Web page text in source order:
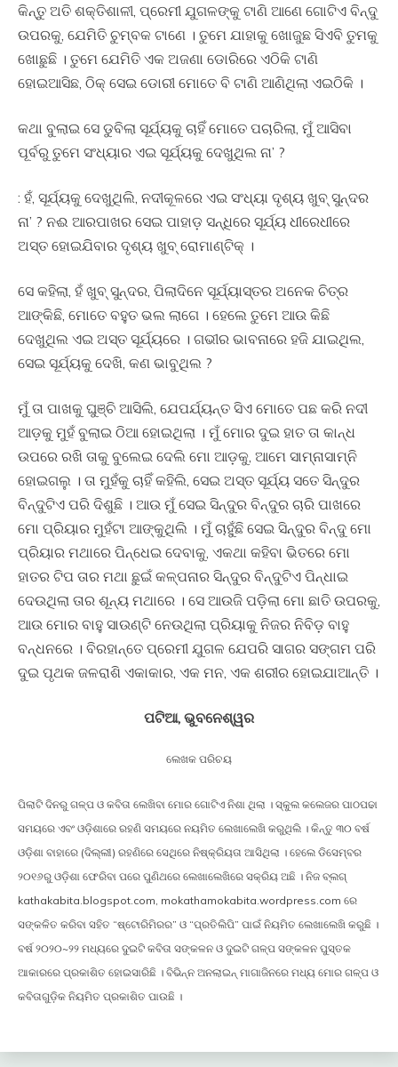
କିନ୍ତୁ ଅତି ଶକ୍ତିଶାଳୀ, ପ୍ରେମୀ ଯୁଗଳଙ୍କୁ ଟାଣି ଆଣେ ଗୋଟିଏ ବିନ୍ଦୁ
ଉପରକୁ, ଯେମିତି ଚୁମ୍ବକ ଟାଣେ । ତୁମେ ଯାହାକୁ ଖୋଜୁଛ ସିଏବି ତୁମକୁ
ଖୋଛୁଛି । ତୁମେ ଯେମିତି ଏକ ଅଜଣା ଡୋରିରେ ଏଠିକି ଟାଣି
ହୋଇଆସିଛ, ଠିକ୍ ସେଇ ଡୋରୀ ମୋତେ ବି ଟାଣି ଆଣିଥିଲା ଏଇଠିକି ।
କଥା ବୁଲାଇ ସେ ଡୁବିଲା ସୂର୍ଯ୍ୟକୁ ଚାହିଁ ମୋତେ ପଚାରିଲା, ମୁଁ ଆସିବା
ପୂର୍ବରୁ ତୁମେ ସଂଧ୍ୟାର ଏଇ ସୂର୍ଯ୍ୟକୁ ଦେଖୁଥିଲ ନା’ ?
: ହଁ, ସୂର୍ଯ୍ୟକୁ ଦେଖୁଥିଲି, ନଦୀକୂଳରେ ଏଇ ସଂଧ୍ୟା ଦୃଶ୍ୟ ଖୁବ୍ ସୁନ୍ଦର
ନା’ ? ନଈ ଆରପାଖର ସେଇ ପାହାଡ଼ ସନ୍ଧିରେ ସୂର୍ଯ୍ୟ ଧୀରେଧୀରେ
ଅସ୍ତ ହୋଇଯିବାର ଦୃଶ୍ୟ ଖୁବ୍ ରୋମାଣ୍ଟିକ୍ ।
ସେ କହିଲା, ହଁ ଖୁବ୍ ସୁନ୍ଦର, ପିଲାଦିନେ ସୂର୍ଯ୍ୟାସ୍ତର ଅନେକ ଚିତ୍ର
ଆଙ୍କିଛି, ମୋତେ ବହୁତ ଭଲ ଲାଗେ । ହେଲେ ତୁମେ ଆଉ କିଛି
ଦେଖୁଥିଲ ଏଇ ଅସ୍ତ ସୂର୍ଯ୍ୟରେ । ଗଭୀର ଭାବନାରେ ହଜି ଯାଇଥିଲ,
ସେଇ ସୂର୍ଯ୍ୟକୁ ଦେଖି, କଣ ଭାବୁଥିଲ ?
ମୁଁ ତା ପାଖକୁ ଘୁଞ୍ଚି ଆସିଲି, ଯେପର୍ଯ୍ୟନ୍ତ ସିଏ ମୋତେ ପଛ କରି ନଦୀ
ଆଡ଼କୁ ମୁହଁ ବୁଲାଇ ଠିଆ ହୋଇଥିଲା । ମୁଁ ମୋର ଦୁଇ ହାତ ତା କାନ୍ଧ
ଉପରେ ରଖି ତାକୁ ବୁଲେଇ ଦେଲି ମୋ ଆଡ଼କୁ, ଆମେ ସାମ୍ନାସାମ୍ନି
ହୋଇଗଲୁ । ତା ମୁହଁକୁ ଚାହିଁ କହିଲି, ସେଇ ଅସ୍ତ ସୂର୍ଯ୍ୟ ସତେ ସିନ୍ଦୁର
ବିନ୍ଦୁଟିଏ ପରି ଦିଶୁଛି । ଆଉ ମୁଁ ସେଇ ସିନ୍ଦୁର ବିନ୍ଦୁର ଚାରି ପାଖରେ
ମୋ ପ୍ରିୟାର ମୁହଁଟା ଆଙ୍କୁଥିଲି । ମୁଁ ଚାହୁଁଛି ସେଇ ସିନ୍ଦୁର ବିନ୍ଦୁ ମୋ
ପ୍ରିୟାର ମଥାରେ ପିନ୍ଧେଇ ଦେବାକୁ, ଏକଥା କହିବା ଭିତରେ ମୋ
ହାତର ଟିପ ତାର ମଥା ଛୁଇଁ କଳ୍ପନାର ସିନ୍ଦୁର ବିନ୍ଦୁଟିଏ ପିନ୍ଧାଇ
ଦେଉଥିଲା ତାର ଶୂନ୍ୟ ମଥାରେ । ସେ ଆଉଜି ପଡ଼ିଲା ମୋ ଛାତି ଉପରକୁ,
ଆଉ ମୋର ବାହୁ ସାଉଣ୍ଟି ନେଉଥିଲା ପ୍ରିୟାକୁ ନିଜର ନିବିଡ଼ ବାହୁ
ବନ୍ଧନରେ । ବିରହାନ୍ତେ ପ୍ରେମୀ ଯୁଗଳ ଯେପରି ସାଗର ସଙ୍ଗମ ପରି
ଦୁଇ ପୃଥକ ଜଳରାଶି ଏକାକାର, ଏକ ମନ, ଏକ ଶରୀର ହୋଇଯାଆନ୍ତି ।
ପଟିଆ, ଭୁବନେଶ୍ୱର
ଲେଖକ ପରିଚୟ
ପିଲାଟି ଦିନରୁ ଗଳ୍ପ ଓ କବିତା ଲେଖିବା ମୋର ଗୋଟିଏ ନିଶା ଥିଲା । ସ୍କୁଲ କଲେଜର ପାଠପଢା
ସମୟରେ ଏବଂ ଓଡ଼ିଶାରେ ରହଣି ସମୟରେ ନୟମିତ ଲେଖାଲେଖି କରୁଥିଲି । କିନ୍ତୁ ୩୦ ବର୍ଷ
ଓଡ଼ିଶା ବାହାରେ (ଦିଲ୍ଲୀ) ରହଣିରେ ସେଥିରେ ନିଷ୍କ୍ରିୟତା ଆସିଥିଲା । ହେଲେ ଡିସେମ୍ବର
୨୦୧୬ରୁ ଓଡ଼ିଶା ଫେରିବା ପରେ ପୁଣିଥରେ ଲେଖାଲେଖିରେ ସକ୍ରିୟ ଅଛି । ନିଜ ବ୍ଲଗ୍
kathakabita.blogspot.com, mokathamokabita.wordpress.com ରେ
ସଙ୍କଳିତ କରିବା ସହିତ “ଷ୍ଟୋରିମିରର” ଓ “ପ୍ରତିଲିପି” ପାଇଁ ନିୟମିତ ଲେଖାଲେଖି କରୁଛି ।
ବର୍ଷ ୨୦୨୦~୨୨ ମଧ୍ୟରେ ଦୁଇଟି କବିତା ସଙ୍କଳନ ଓ ଦୁଇଟି ଗଳ୍ପ ସଙ୍କଳନ ପୁସ୍ତକ
ଆକାରରେ ପ୍ରକାଶିତ ହୋଇସାରିଛି । ବିଭିନ୍ନ ଅନଲାଇନ୍ ମାଗାଜିନରେ ମଧ୍ୟ ମୋର ଗଳ୍ପ ଓ
କବିତାଗୁଡ଼ିକ ନିୟମିତ ପ୍ରକାଶିତ ପାଉଛି ।